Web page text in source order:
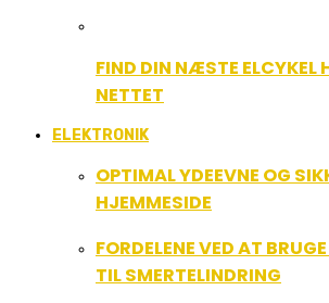
FIND DIN NÆSTE ELCYKEL
NETTET
ELEKTRONIK
OPTIMAL YDEEVNE OG
HJEMMESIDE
FORDELENE VED AT
TIL SMERTELINDRING